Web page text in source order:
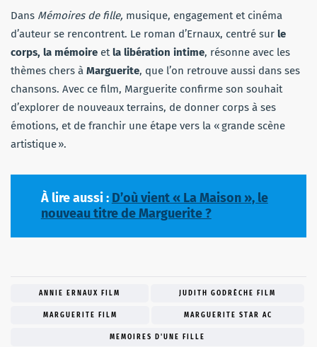
Dans Mémoires de fille, musique, engagement et cinéma
d’auteur se rencontrent. Le roman d’Ernaux, centré sur le
corps, la mémoire etla libération intime, résonne avec les
thèmes chers à Marguerite, que l’on retrouve aussi dans ses
chansons. Avec ce film, Marguerite confirme son souhait
d’explorer de nouveaux terrains, de donner corps à ses
émotions, et de franchir une étape vers la « grande scène
artistique ».
À lire aussi : D’où vient « La Maison », le
nouveau titre de Marguerite ?
ANNIE ERNAUX FILM JUDITH GODRÈCHE FILM
MARGUERITE FILM MARGUERITE STAR AC
MEMOIRES D'UNE FILLE